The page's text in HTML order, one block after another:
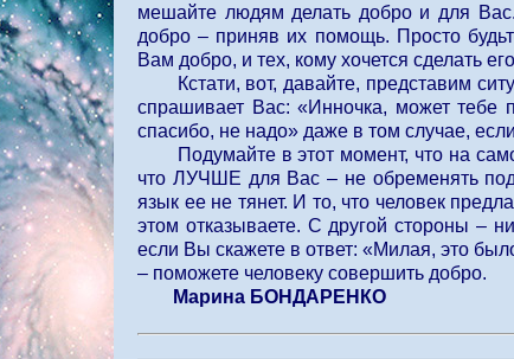
мешайте людям делать добро и для
добро – приняв их помощь. Просто
Вам добро, и тех, кому хочется сделать
Кстати, вот, давайте, представим
спрашивает Вас: «Инночка, может тебе
спасибо, не надо» даже в том случае,
Подумайте в этот момент, что на
что ЛУЧШЕ для Вас – не обременять
язык ее не тянет. И то, что человек
этом отказываете. С другой стороны –
если Вы скажете в ответ: «Милая, это
– поможете человеку совершить добро.
Марина БОНДАРЕНКО